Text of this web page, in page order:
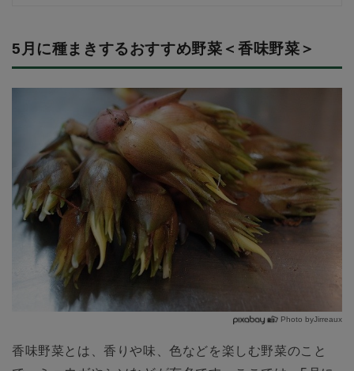
5月に種まきするおすすめ野菜＜香味野菜＞
Photo byJirreaux
香味野菜とは、香りや味、色などを楽しむ野菜のこと